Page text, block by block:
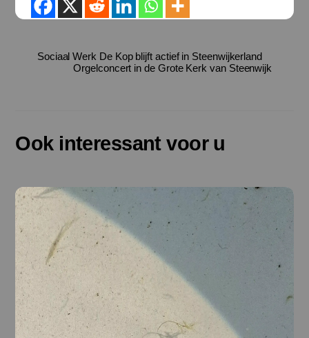
Sociaal Werk De Kop blijft actief in Steenwijkerland
Orgelconcert in de Grote Kerk van Steenwijk
Ook interessant voor u